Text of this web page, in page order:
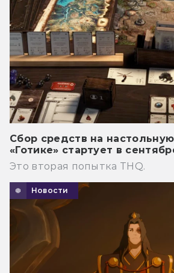
Сбор средств на
«Готике» стартует в
Это вторая попытка THQ.
Новости